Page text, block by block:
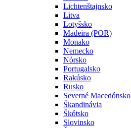
Lichtenštajnsko
Litva
Lotyšsko
Madeira (POR)
Monako
Nemecko
Nórsko
Portugalsko
Rakúsko
Rusko
Severné Macedónsko
Škandinávia
Škótsko
Slovinsko